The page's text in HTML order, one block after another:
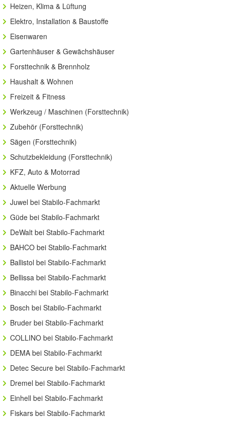
Heizen, Klima & Lüftung
Elektro, Installation & Baustoffe
Eisenwaren
Gartenhäuser & Gewächshäuser
Forsttechnik & Brennholz
Haushalt & Wohnen
Freizeit & Fitness
Werkzeug / Maschinen (Forsttechnik)
Zubehör (Forsttechnik)
Sägen (Forsttechnik)
Schutzbekleidung (Forsttechnik)
KFZ, Auto & Motorrad
Aktuelle Werbung
Juwel bei Stabilo-Fachmarkt
Güde bei Stabilo-Fachmarkt
DeWalt bei Stabilo-Fachmarkt
BAHCO bei Stabilo-Fachmarkt
Ballistol bei Stabilo-Fachmarkt
Bellissa bei Stabilo-Fachmarkt
Binacchi bei Stabilo-Fachmarkt
Bosch bei Stabilo-Fachmarkt
Bruder bei Stabilo-Fachmarkt
COLLINO bei Stabilo-Fachmarkt
DEMA bei Stabilo-Fachmarkt
Detec Secure bei Stabilo-Fachmarkt
Dremel bei Stabilo-Fachmarkt
Einhell bei Stabilo-Fachmarkt
Fiskars bei Stabilo-Fachmarkt